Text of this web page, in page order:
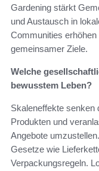
Gardening stärkt
und Austausch in
Communities
gemeinsamer Ziele.
Welche
bewusstem Leben?
Skaleneffekte senken
Produkten und
Angebote
Gesetze wie
Verpackungsregeln.